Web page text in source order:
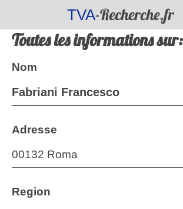
TVA-Recherche.fr
Toutes les informations sur:
Nom
Fabriani Francesco
Adresse
00132 Roma
Region